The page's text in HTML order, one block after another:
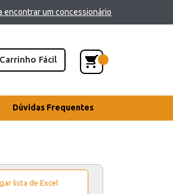
encontrar um concessionário
Carrinho Fácil
Dúvidas Frequentes
lista de Excel